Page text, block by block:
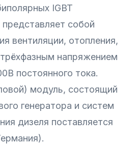
IGBT
представляет собой
вентиляции, отопления,
напряжением
постоянного тока.
модуль, состоящий
генератора и систем
дизеля поставляется